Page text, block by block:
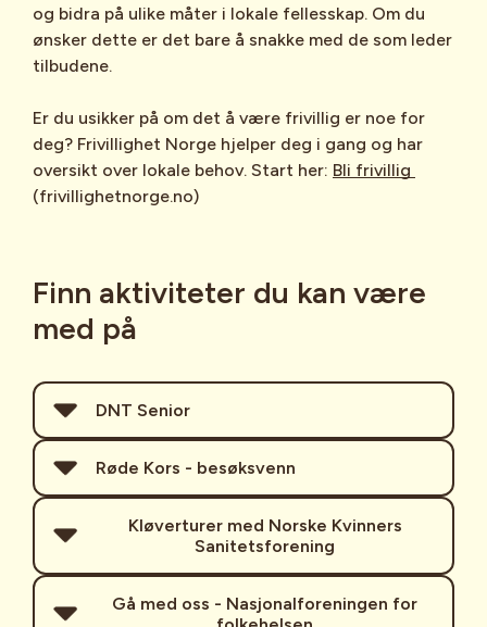
og bidra på ulike måter i lokale fellesskap. Om du
ønsker dette er det bare å snakke med de som leder
tilbudene.
Er du usikker på om det å være frivillig er noe for
deg? Frivillighet Norge hjelper deg i gang og har
oversikt over lokale behov. Start her: Bli frivillig
(frivillighetnorge.no)
Finn aktiviteter du kan være
med på
DNT Senior
DNT Senior er tilbud i Den Norske
Turistforening for godt voksne i alderen
60 år og oppover. Seniorgrupper over
hele landet arrangerer aktiviteter fra
enkle turer i nærområdet til
overnattingsturer på fjellet.
Røde Kors - besøksvenn
Røde Kors lokalt har blant annet tilbud
som "besøksvenn". Besøkstjenesten
organiserer besøk til mennesker som
ønsker støtte og oppmuntring i
Kløverturer med Norske Kvinners
Sanitetsforening
Dette er utendørsaktiviteter som
Gå med oss - Nasjonalforeningen for